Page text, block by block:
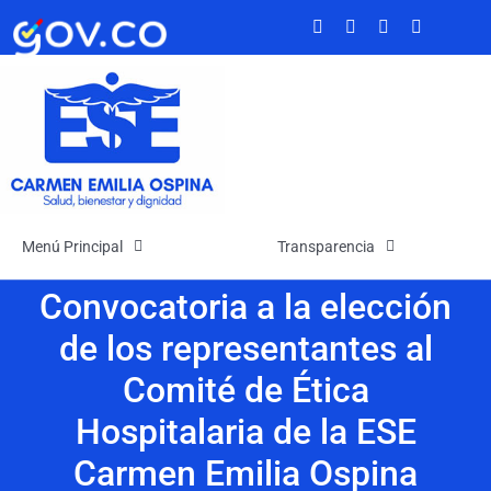
Saltar
Menú Principal
Inicio
Noticias
Transparencia
Transparencia
Atención y Servicios a la Ciudadanía
Participa
Convocatoria a la elección
de los representantes al
Comité de Ética
Hospitalaria de la ESE
Carmen Emilia Ospina